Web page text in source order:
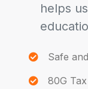
helps
Safe
80G